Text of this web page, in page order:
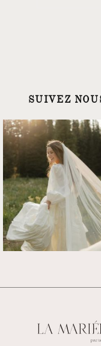
SUIVEZ